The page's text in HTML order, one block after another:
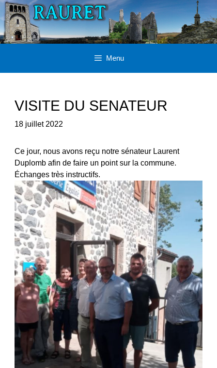
Aller
au
contenu
Menu
VISITE DU SENATEUR
18 juillet 2022
Ce jour, nous avons reçu notre sénateur Laurent
Duplomb afin de faire un point sur la commune.
Échanges très instructifs.